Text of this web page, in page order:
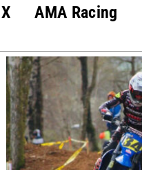
AMA Racing